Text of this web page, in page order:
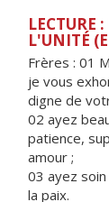
LECTURE
L'UNITÉ
Frères : 01
je vous
digne de
02 ayez
patience,
amour ;
03 ayez soin
la paix.